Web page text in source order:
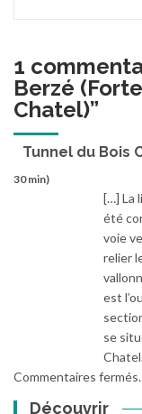
1
Berzé
Chatel)”
Tunnel du Bois
30 min)
[…] La
été
voie
relier
est
se
Commentaires fermés.
Découvrir